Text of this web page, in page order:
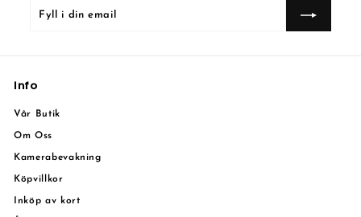
Fyll
email
Prenumerera
Info
Vår Butik
Om Oss
Kamerabevakning
Köpvillkor
Inköp av kort